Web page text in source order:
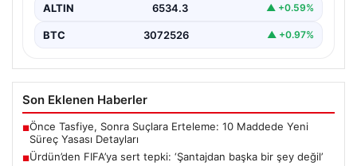
ALTIN 6534.3 ▲ +0.59%
BTC 3072526 ▲ +0.97%
Son Eklenen Haberler
■Önce Tasfiye, Sonra Suçlara Erteleme: 10 Maddede Yeni
Süreç Yasası Detayları
■Ürdün’den FIFA’ya sert tepki: ‘Şantajdan başka bir şey değil’